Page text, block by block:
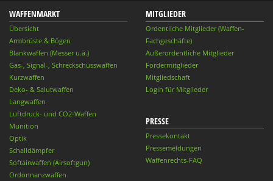
WAFFENMARKT
Übersicht
Armbrüste & Bögen
Blankwaffen (Messer u.ä.)
Gas-, Signal-, Schreckschusswaffen
Kurzwaffen
Deko- & Salutwaffen
Langwaffen
Luftdruck- und CO2-Waffen
Munition
Optik
Schalldämpfer
Softairwaffen (Airsoftgun)
Ordonnanzwaffen
MITGLIEDER
Ordentliche Mitglieder (Waffen-
Fachgeschäfte)
Außerordentliche Mitglieder
Fördermitglieder
Mitgliedschaft
Login für Mitglieder
PRESSE
Pressekontakt
Pressemeldungen
Waffenrechts-FAQ